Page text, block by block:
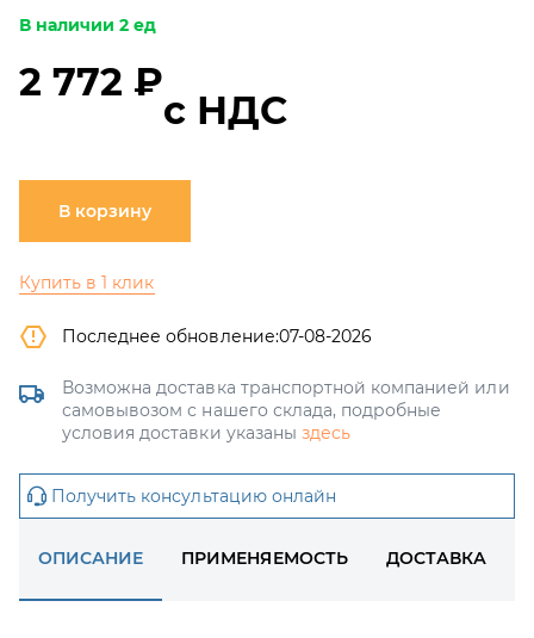
В наличии 2 ед
2 772 ₽
с НДС
В корзину
Купить в 1 клик
Последнее обновление:07-08-2026
Возможна доставка транспортной компанией или
самовывозом с нашего склада, подробные
условия доставки указаны здесь
Получить консультацию онлайн
ОПИСАНИЕ ПРИМЕНЯЕМОСТЬ ДОСТАВКА